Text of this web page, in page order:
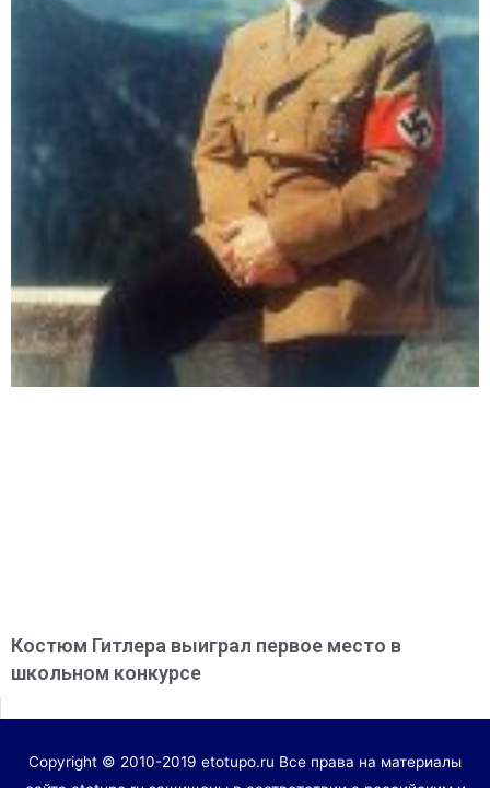
Костюм Гитлера выиграл первое место в
школьном конкурсе
Copyright © 2010-2019 etotupo.ru Все права на материалы